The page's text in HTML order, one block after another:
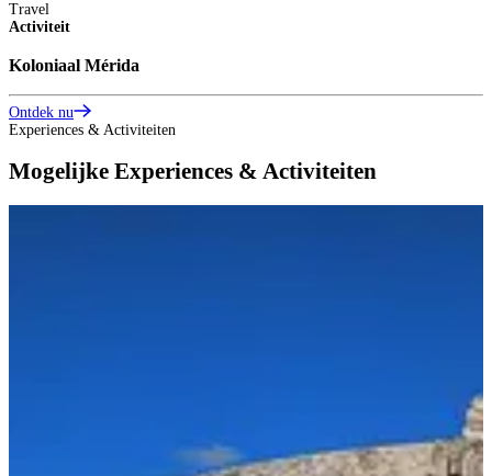
Travel
Activiteit
Koloniaal Mérida
Ontdek nu
Experiences & Activiteiten
Mogelijke Experiences & Activiteiten